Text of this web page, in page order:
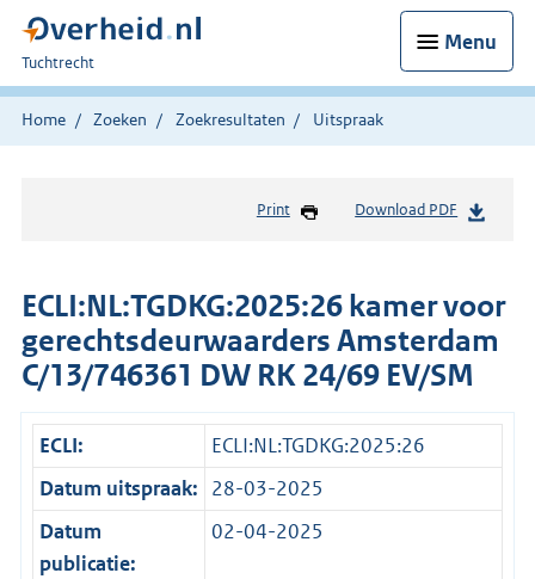
Menu
U
bent
hier:
Tuchtrecht
Home Zoeken Zoekresultaten Uitspraak
Print Download PDF
ECLI:NL:TGDKG:2025:26 kamer voor
gerechtsdeurwaarders Amsterdam
C/13/746361 DW RK 24/69 EV/SM
ECLI:
ECLI:NL:TGDKG:2025:26
Datum uitspraak: 28-03-2025
Datum
publicatie:
02-04-2025